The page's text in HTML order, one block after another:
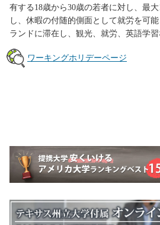
有する18歳から30歳の若者に対し、最
し、休暇の付随的側面として就労を可
ランドに滞在し、観光、就労、英語学習
ワーキングホリデーページ